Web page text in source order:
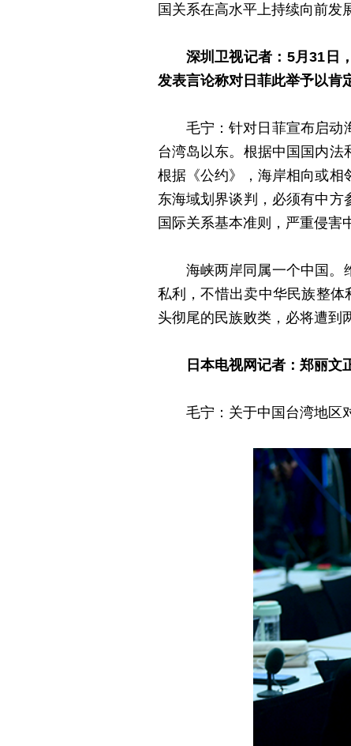
国关系在高水平上持续向前发
深圳卫视记者：5月31日
发表言论称对日菲此举予以肯
毛宁：针对日菲宣布启动
台湾岛以东。根据中国国内法
根据《公约》，海岸相向或相
东海域划界谈判，必须有中
国际关系基本准则，严重侵害
海峡两岸同属一个中国。
私利，不惜出卖中华民族整体
头彻尾的民族败类，必将遭到
日本电视网记者：郑丽文
毛宁：关于中国台湾地区